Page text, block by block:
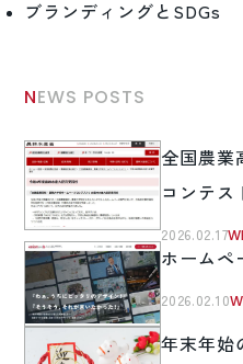
ブランディングとSDGs
NEWS POSTS
全国農業
コンテス
2026.02.17
ホームペ
2026.02.10
年末年始